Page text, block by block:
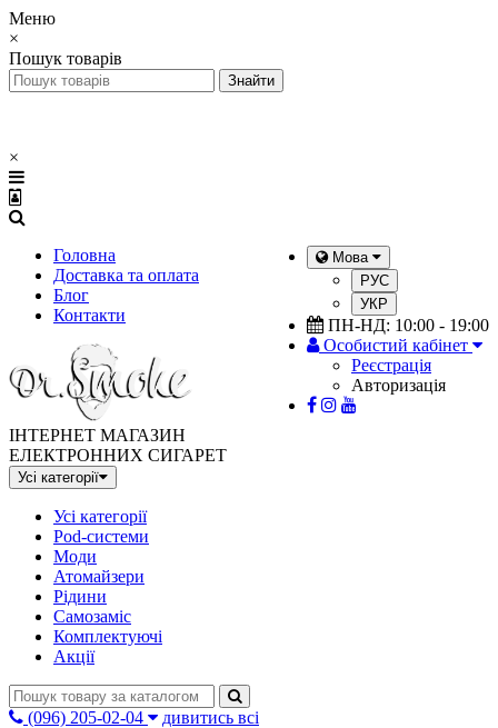
Меню
×
Пошук товарів
×
Головна
Доставка та оплата
Блог
Контакти
Мова
РУС
УКР
ПН-НД: 10:00 - 19:00
Особистий кабінет
Реєстрація
Авторизація
ІНТЕРНЕТ МАГАЗИН
ЕЛЕКТРОННИХ СИГАРЕТ
Усі категорії
Усі категорії
Pod-системи
Моди
Атомайзери
Рідини
Самозаміс
Комплектуючі
Акції
(096) 205-02-04
дивитись всі